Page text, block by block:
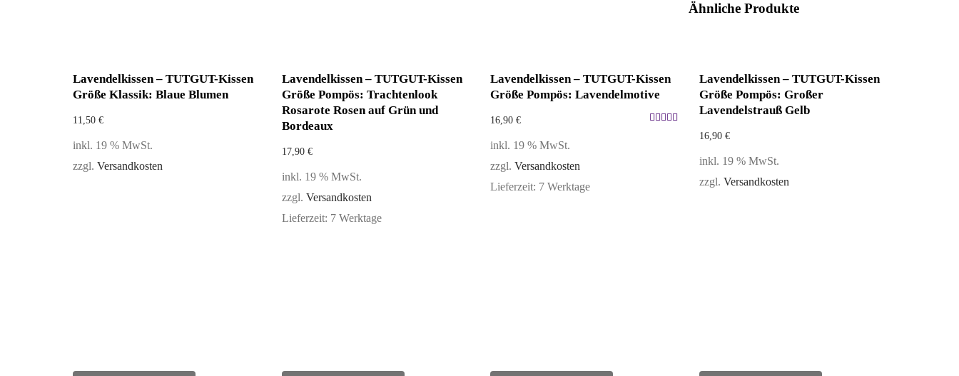
Ähnliche Produkte
Lavendelkissen – TUTGUT-Kissen
Größe Klassik: Blaue Blumen
11,50 €
inkl. 19 % MwSt.
zzgl. Versandkosten
Lavendelkissen – TUTGUT-Kissen
Größe Pompös: Trachtenlook
Rosarote Rosen auf Grün und
Bordeaux
17,90 €
inkl. 19 % MwSt.
zzgl. Versandkosten
Lieferzeit: 7 Werktage
Lavendelkissen – TUTGUT-Kissen
Größe Pompös: Lavendelmotive
16,90 €
inkl. 19 % MwSt.
zzgl. Versandkosten
Lieferzeit: 7 Werktage
Lavendelkissen – TUTGUT-Kissen
Größe Pompös: Großer
Lavendelstrauß Gelb
16,90 €
inkl. 19 % MwSt.
zzgl. Versandkosten